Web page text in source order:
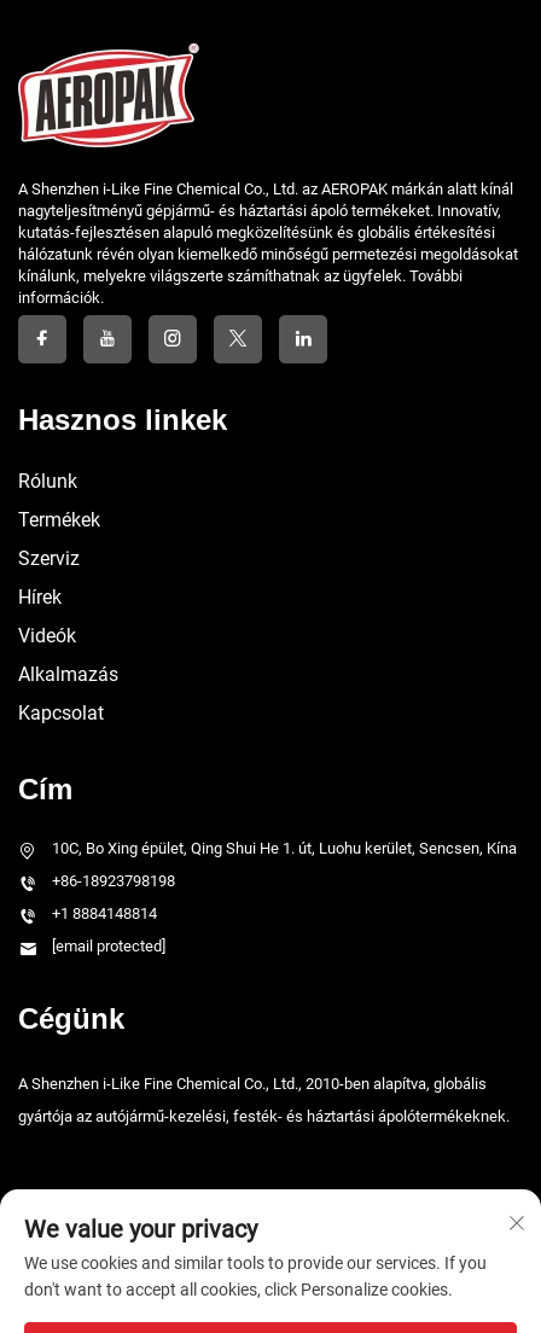
A Shenzhen i-Like Fine Chemical Co., Ltd. az AEROPAK márkán alatt kínál
nagyteljesítményű gépjármű- és háztartási ápoló termékeket. Innovatív,
kutatás-fejlesztésen alapuló megközelítésünk és globális értékesítési
hálózatunk révén olyan kiemelkedő minőségű permetezési megoldásokat
kínálunk, melyekre világszerte számíthatnak az ügyfelek. További
információk.
Hasznos linkek
Rólunk
Termékek
Szerviz
Hírek
Videók
Alkalmazás
Kapcsolat
Cím
10C, Bo Xing épület, Qing Shui He 1. út, Luohu kerület, Sencsen, Kína
+86-18923798198
+1 8884148814
[email protected]
Cégünk
A Shenzhen i-Like Fine Chemical Co., Ltd., 2010-ben alapítva, globális
gyártója az autójármű-kezelési, festék- és háztartási ápolótermékeknek.
Copyright © 2026 Shenzhen i-Like Fine Chemical Co., Ltd. Minden jog
We value your privacy
We use cookies and similar tools to provide our services. If you
don't want to accept all cookies, click Personalize cookies.